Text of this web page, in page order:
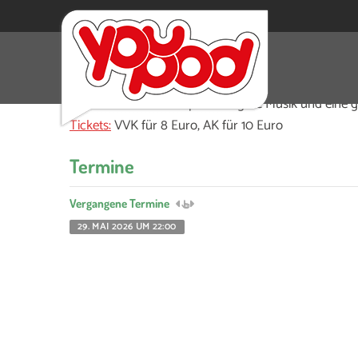
Stadtfreunde wird 1 Jahr alt und du kannst am
Die Stadtfreunde versprechen gute Musik und eine
Tickets:VVK für 8 Euro, AK für 10 Euro
Termine
Vergangene Termine
29. MAI 2026 UM 22:00